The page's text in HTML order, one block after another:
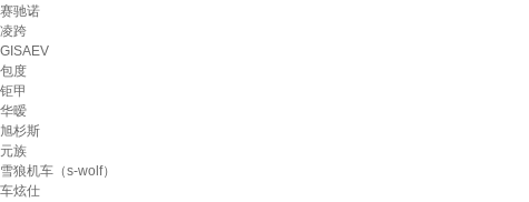
赛驰诺
凌跨
GISAEV
包度
钜甲
华暧
旭杉斯
元族
雪狼机车（s-wolf）
车炫仕